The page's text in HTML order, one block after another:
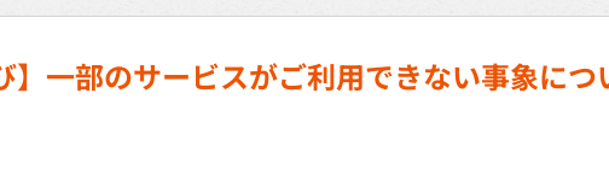
】一部のサービスがご利用できない事象につ